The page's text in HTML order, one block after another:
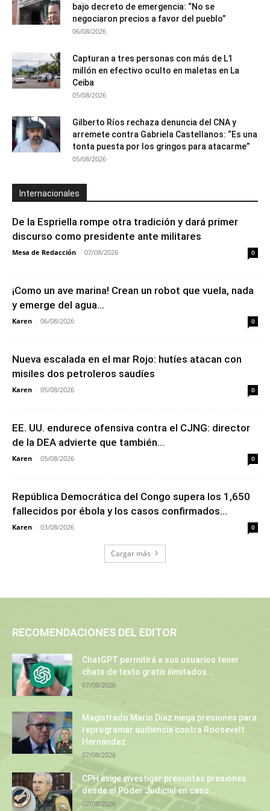
bajo decreto de emergencia: “No se
negociaron precios a favor del pueblo”
06/08/2026
Capturan a tres personas con más de L1
millón en efectivo oculto en maletas en La
Ceiba
05/08/2026
Gilberto Ríos rechaza denuncia del CNA y
arremete contra Gabriela Castellanos: “Es una
tonta puesta por los gringos para atacarme”
05/08/2026
Internacionales
De la Espriella rompe otra tradición y dará primer
discurso como presidente ante militares
Mesa de Redacción - 07/08/2026 0
¡Como un ave marina! Crean un robot que vuela, nada
y emerge del agua...
Karen - 06/08/2026 0
Nueva escalada en el mar Rojo: hutíes atacan con
misiles dos petroleros saudíes
Karen - 05/08/2026 0
EE. UU. endurece ofensiva contra el CJNG: director
de la DEA advierte que también...
Karen - 05/08/2026 0
República Democrática del Congo supera los 1,650
fallecidos por ébola y los casos confirmados...
Karen - 03/08/2026 0
Cargar más
RECOMENDACIONES DEL EDITOR
ChatGPT permitirá a sus usuarios tener
chats de texto gratis ilimitados...
07/08/2026
Magistrado Mario Díaz niega presiones para
reprogramar audiencia contra Roosevelt
Hernández
07/08/2026
CPH exige investigar presuntas presiones
desde el Poder Judicial en caso...
07/08/2026